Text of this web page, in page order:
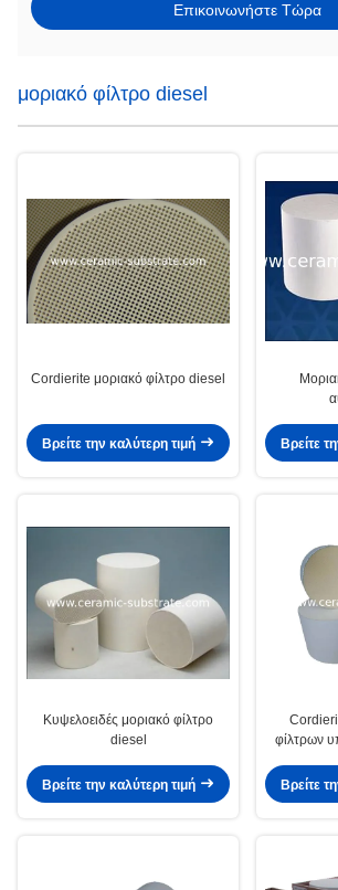
Επικοινωνήστε Τώρα
μοριακό φίλτρο diesel
Cordierite μοριακό φίλτρο diesel
Βρείτε την καλύτερη τιμή Βρείτε
Κυψελοειδές μοριακό φίλτρο
diesel
Βρείτε την καλύτερη τιμή
φίλτρων
Βρείτε